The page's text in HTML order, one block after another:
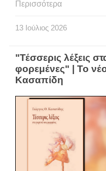
Περισσότερα
13 Ιούλιος 2026
"Τέσσερις λέξεις
φορεμένες" | Το
Κασαπίδη